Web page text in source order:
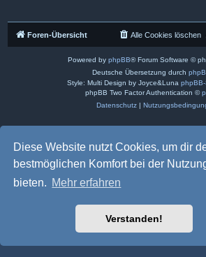
Diese Website nutzt Cookies, um dir
bestmöglichen Komfort bei der
bieten. Mehr erfahren
Verstanden!
Foren-Übersicht Alle Cookies löschen
Powered by phpBB® Forum Software ©
Deutsche Übersetzung durch
Style: Multi Design by Joyce&Luna
phpBB Two Factor Authentication ©
Datenschutz|